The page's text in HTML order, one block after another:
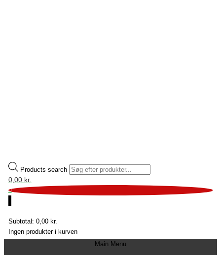
Products search
0,00 kr.
0
Subtotal: 0,00 kr.
Ingen produkter i kurven
Main Menu